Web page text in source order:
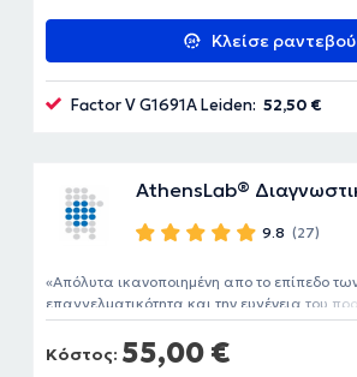
Κλείσε ραντεβού
Factor V G1691A Leiden: 52,50 €
AthensLab®
9.8 (27)
Κόστος: 55,00 €
Απόλυτα ικανοποιημένη απο το επίπεδο
επαγγελματικότητα και την ευγένεια του
χρόνο έκδοσης των αποτελεσματων.
πρότεινα το μοριακο διαγνωστικό κέντρο .